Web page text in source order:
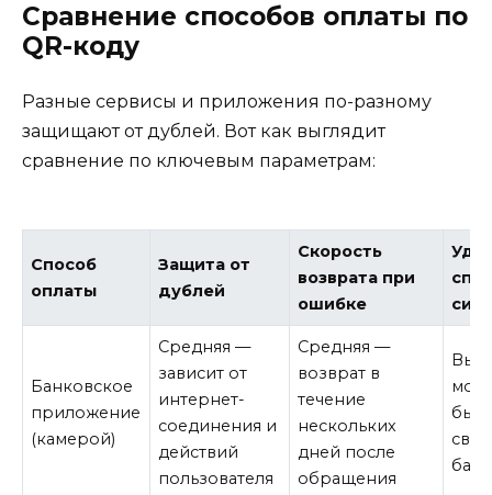
Сравнение способов оплаты по
QR-коду
Разные сервисы и приложения по-разному
защищают от дублей. Вот как выглядит
сравнение по ключевым параметрам:
Способ
оплаты
Защита от
дублей
Скорость
возврата при
ошибке
Банковское
приложение
(камерой)
Средняя —
зависит от
интернет-
соединения и
действий
пользователя
Средняя —
возврат в
течение
нескольких
дней после
обращения